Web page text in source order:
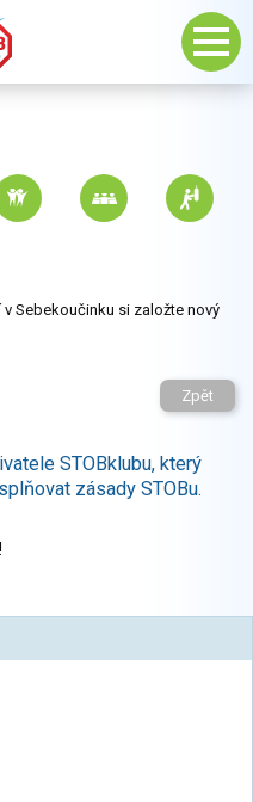
Sebekoučinku si založte nový
Zpět
STOBklubu, který
zásady STOBu.